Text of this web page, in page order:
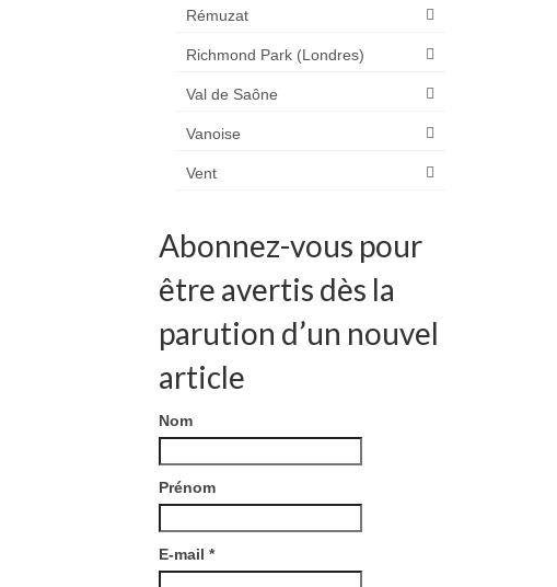
Rémuzat
Richmond Park (Londres)
Val de Saône
Vanoise
Vent
Abonnez-vous pour
être avertis dès la
parution d’un nouvel
article
Nom
Prénom
E-mail *